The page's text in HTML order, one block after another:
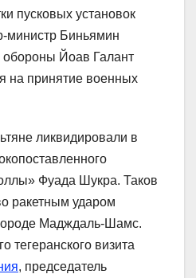
пусковых установок
министр Биньямин
обороны Йоав Галант
на принятие военных
ликвидировали в
Фуада Шукра. Таков
ракетным ударом
Мадждаль-Шамс.
тегеранского визита
, председатель